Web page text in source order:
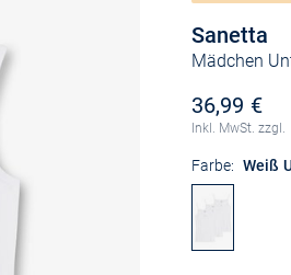
Sanetta
Mädchen
36,99 €
Inkl. MwSt. zzgl.
Farbe: Weiß